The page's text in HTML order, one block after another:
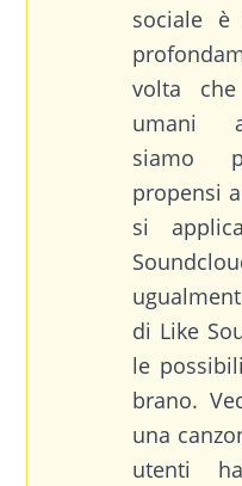
sociale è
volta
umani
siamo
propensi
si
di Like
le
brano.
una
utenti